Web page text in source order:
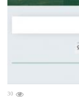
30